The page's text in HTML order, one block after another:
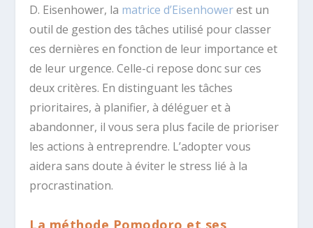
D. Eisenhower, la matrice d’Eisenhowerest un
outil de gestion des tâches utilisé pour classer
ces dernières en fonction de leur importance et
de leur urgence. Celle-ci repose donc sur ces
deux critères. En distinguant les tâches
prioritaires, à planifier, à déléguer et à
abandonner, il vous sera plus facile de prioriser
les actions à entreprendre. L’adopter vous
aidera sans doute à éviter le stress lié à la
procrastination.
La méthode Pomodoro et ses